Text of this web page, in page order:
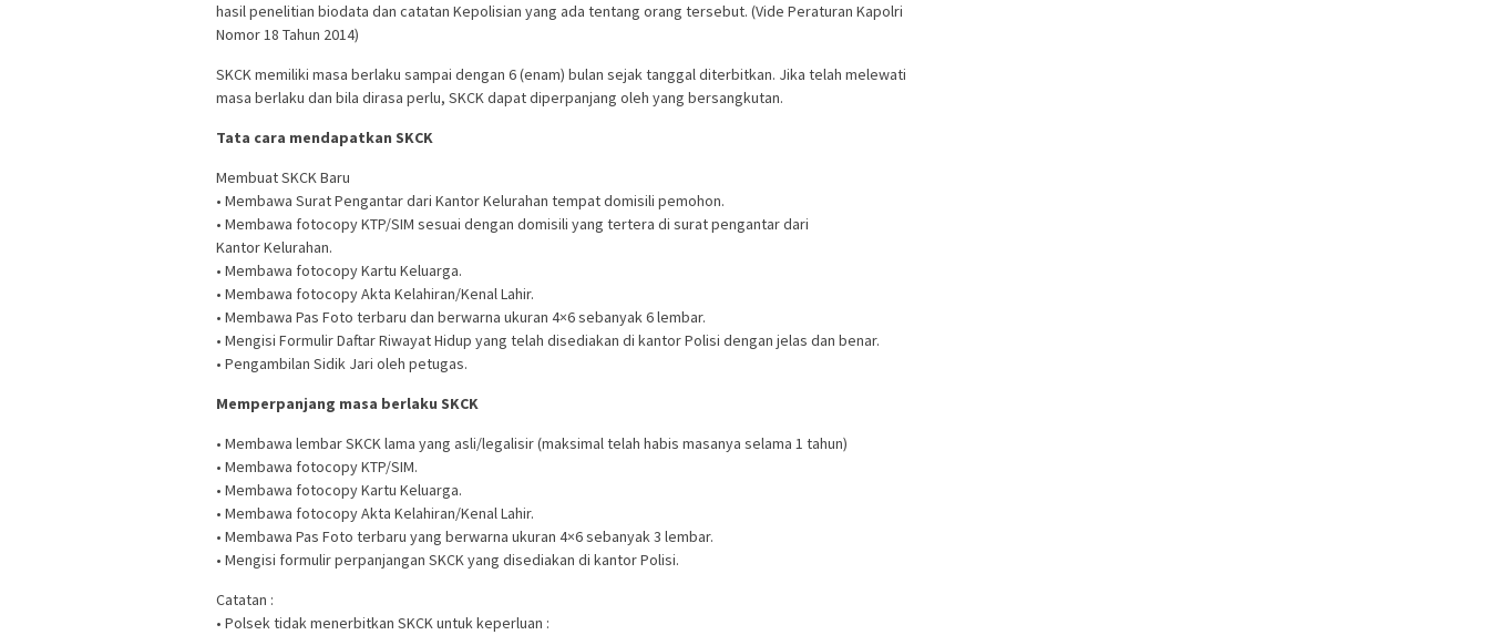
hasil penelitian biodata dan catatan Kepolisian yang ada tentang orang tersebut. (Vide Peraturan Kapolri
Nomor 18 Tahun 2014)
SKCK memiliki masa berlaku sampai dengan 6 (enam) bulan sejak tanggal diterbitkan. Jika telah melewati
masa berlaku dan bila dirasa perlu, SKCK dapat diperpanjang oleh yang bersangkutan.
Tata cara mendapatkan SKCK
Membuat SKCK Baru
• Membawa Surat Pengantar dari Kantor Kelurahan tempat domisili pemohon.
• Membawa fotocopy KTP/SIM sesuai dengan domisili yang tertera di surat pengantar dari
Kantor Kelurahan.
• Membawa fotocopy Kartu Keluarga.
• Membawa fotocopy Akta Kelahiran/Kenal Lahir.
• Membawa Pas Foto terbaru dan berwarna ukuran 4×6 sebanyak 6 lembar.
• Mengisi Formulir Daftar Riwayat Hidup yang telah disediakan di kantor Polisi dengan jelas dan benar.
• Pengambilan Sidik Jari oleh petugas.
Memperpanjang masa berlaku SKCK
• Membawa lembar SKCK lama yang asli/legalisir (maksimal telah habis masanya selama 1 tahun)
• Membawa fotocopy KTP/SIM.
• Membawa fotocopy Kartu Keluarga.
• Membawa fotocopy Akta Kelahiran/Kenal Lahir.
• Membawa Pas Foto terbaru yang berwarna ukuran 4×6 sebanyak 3 lembar.
• Mengisi formulir perpanjangan SKCK yang disediakan di kantor Polisi.
Catatan :
• Polsek tidak menerbitkan SKCK untuk keperluan :